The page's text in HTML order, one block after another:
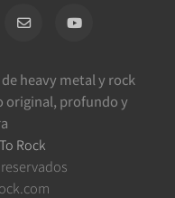
heavy metal y rock
original, profundo y
Rock